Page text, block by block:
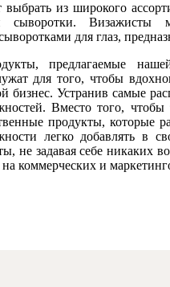
выбрать из широкого
Визажисты
для глаз,
предлагаемые
для того, чтобы
бизнес. Устранив самые
Вместо того,
продукты, которые
легко добавлять в
не задавая себе никаких
коммерческих и